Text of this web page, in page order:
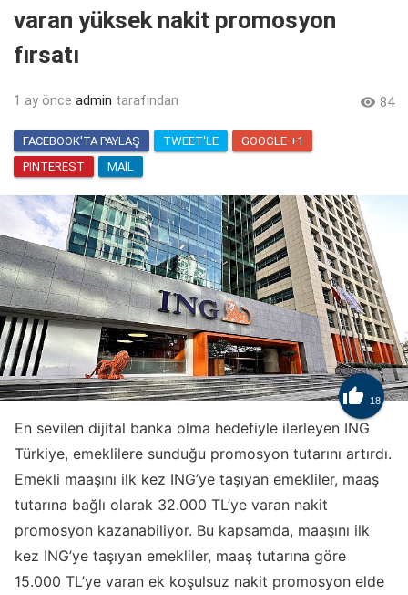
varan yüksek nakit promosyon
fırsatı
1 ay önce admin tarafından  84
FACEBOOK'TA PAYLAŞ TWEET'LE
GOOGLE +1
PINTEREST
MAIL
 18
En sevilen dijital banka olma hedefiyle ilerleyen ING
Türkiye, emeklilere sunduğu promosyon tutarını artırdı.
Emekli maaşını ilk kez ING’ye taşıyan emekliler, maaş
tutarına bağlı olarak 32.000 TL’ye varan nakit
promosyon kazanabiliyor. Bu kapsamda, maaşını ilk
kez ING’ye taşıyan emekliler, maaş tutarına göre
15.000 TL’ye varan ek koşulsuz nakit promosyon elde